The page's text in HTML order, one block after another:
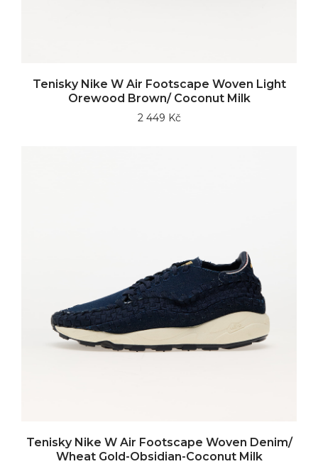
Tenisky Nike W Air Footscape Woven Light
Orewood Brown/ Coconut Milk
2 449 Kč
Tenisky Nike W Air Footscape Woven Denim/
Wheat Gold-Obsidian-Coconut Milk